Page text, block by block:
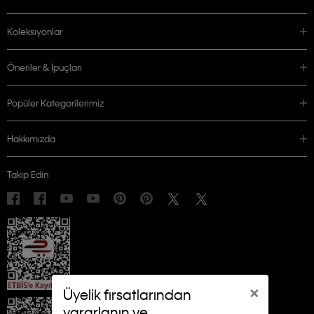
×
Üyelik fırsatlarından
Koleksiyonlar
Öneriler & İpuçları
Popüler Kategorilerimiz
Hakkımızda
Takip Edin